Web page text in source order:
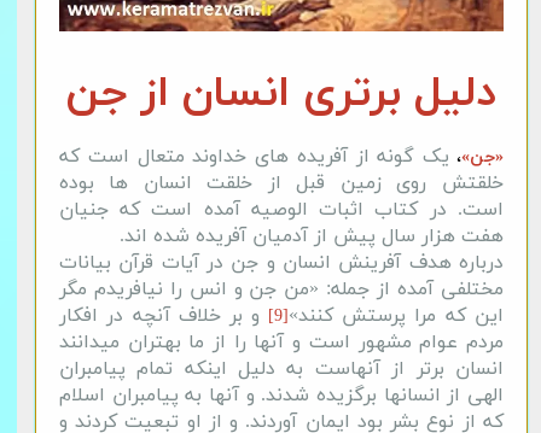
دلیل برتری انسان از جن
«جن»، یک گونه از آفریده های خداوند متعال است که
خلقتش روی زمین قبل از خلقت
انسان ‏ها بوده
است. در کتاب اثبات الوصیه آمده است که جنیان
هفت هزار سال پیش از آدمیان آفریده شده اند.
درباره هدف آفرینش انسان و جن در آیات قرآن بیانات
مختلفی آمده از جمله: «من جن و انس را نیافریدم مگر
این که مرا پرستش کنند»[9]
و بر خلاف آنچه در افکار
مردم عوام مشهور است و آنها را از ما بهتران میدانند
انسان برتر از آنهاست به دلیل اینکه تمام پیامبران
الهی از انسانها برگزیده شدند. و آنها به پیامبران اسلام
که از نوع بشر بود ایمان آوردند. و از او تبعیت کردند و